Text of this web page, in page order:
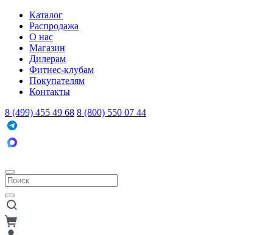
Каталог
Распродажа
О нас
Магазин
Дилерам
Фитнес-клубам
Покупателям
Контакты
8 (499) 455 49 68 8 (800) 550 07 44